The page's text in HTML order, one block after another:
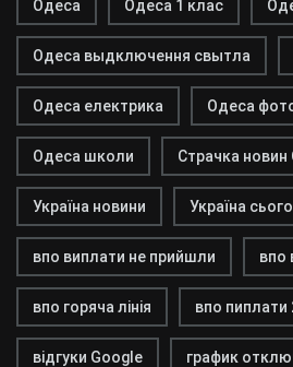
Одеса Одеса 1 клас
Одеса выдключення свытла
Одеса електрика Одеса
Одеса школи Страчка новин
Україна новини Україна
впо виплати не прийшли впо
впо горяча лінія впо пиплати
відгуки Google график